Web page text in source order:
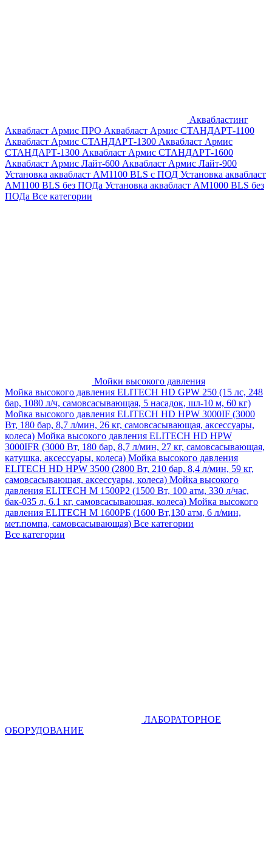
Аквабластинг
Аквабласт Армис ПРО Аквабласт Армис СТАНДАРТ-1100
Аквабласт Армис СТАНДАРТ-1300 Аквабласт Армис
СТАНДАРТ-1300 Аквабласт Армис СТАНДАРТ-1600
Аквабласт Армис Лайт-600 Аквабласт Армис Лайт-900
Установка аквабласт AM1100 BLS с ПОД Установка аквабласт
AM1100 BLS без ПОДа Установка аквабласт AM1000 BLS без
ПОДа Все категории
Мойки высокого давления
Мойка высокого давления ELITECH HD GPW 250 (15 лс, 248
бар, 1080 л/ч, самовсасывающая, 5 насадок, шл-10 м, 60 кг)
Мойка высокого давления ELITECH HD HPW 3000IF (3000
Вт, 180 бар, 8,7 л/мин, 26 кг, самовсасывающая, аксессуары,
колеса) Мойка высокого давления ELITECH HD HPW
3000IFR (3000 Вт, 180 бар, 8,7 л/мин, 27 кг, самовсасывающая,
катушка, аксессуары, колеса) Мойка высокого давления
ELITECH HD HPW 3500 (2800 Вт, 210 бар, 8,4 л/мин, 59 кг,
самовсасывающая, аксессуары, колеса) Мойка высокого
давления ELITECH M 1500P2 (1500 Вт, 100 атм, 330 л/час,
бак-035 л, 6.1 кг, самовсасывающая, колеса) Мойка высокого
давления ELITECH М 1600РБ (1600 Вт,130 атм, 6 л/мин,
мет.помпа, самовсасывающая) Все категории
Все категории
ЛАБОРАТОРНОЕ
ОБОРУДОВАНИЕ